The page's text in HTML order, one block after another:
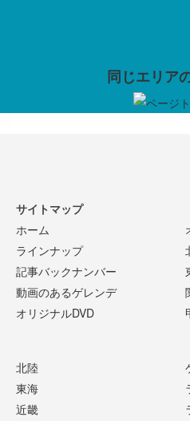
同じエリア
サイトマップ
ホーム
ラインナップ
記事バックナンバー
動画のあるゲレンデ
オリジナルDVD
北陸
東海
近畿